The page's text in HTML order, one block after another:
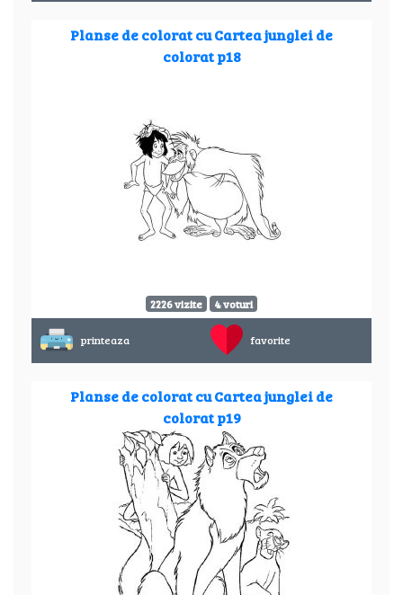
Planse de colorat cu Cartea junglei de
colorat p18
2226 vizite 4 voturi
printeaza favorite
Planse de colorat cu Cartea junglei de
colorat p19